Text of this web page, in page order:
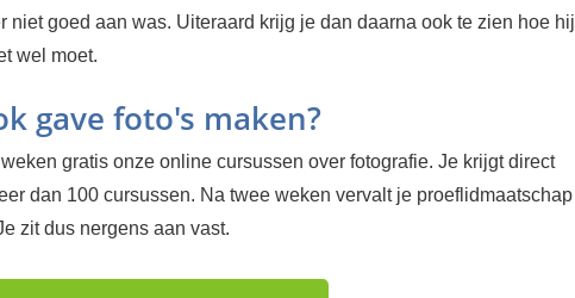
niet goed aan was. Uiteraard krijg je dan daarna ook te zien hoe hij
wel moet.
gave foto's maken?
gratis onze online cursussen over fotografie. Je krijgt direct
dan 100 cursussen. Na twee weken vervalt je proeflidmaatschap
zit dus nergens aan vast.